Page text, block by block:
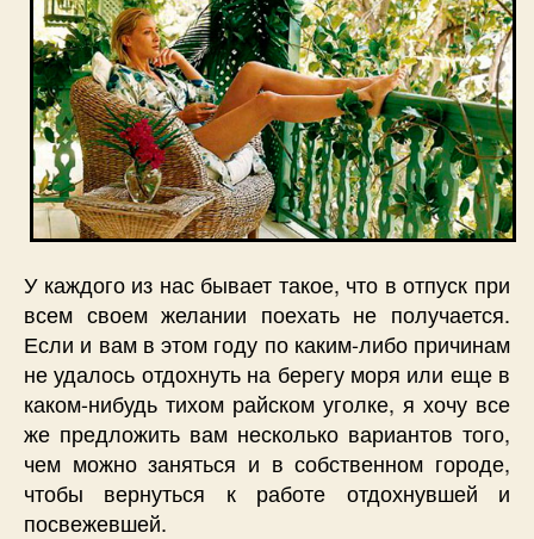
У каждого из нас бывает такое, что в отпуск при
всем своем желании поехать не получается.
Если и вам в этом году по каким-либо причинам
не удалось отдохнуть на берегу моря или еще в
каком-нибудь тихом райском уголке, я хочу все
же предложить вам несколько вариантов того,
чем можно заняться и в собственном городе,
чтобы вернуться к работе отдохнувшей и
посвежевшей.